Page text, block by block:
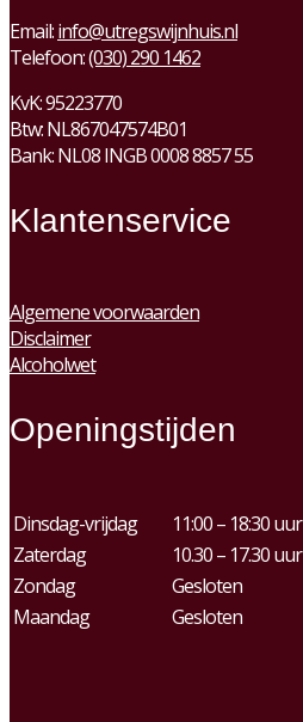
Email:info@utregswijnhuis.nl
Telefoon:(030) 290 1462
KvK:95223770
Btw:NL867047574B01
Bank: NL08 INGB 0008 8857 55
Klantenservice
Algemene voorwaarden
Disclaimer
Alcoholwet
Openingstijden
Dinsdag-vrijdag
11:00 – 18:30 uur
Zaterdag
10.30 – 17.30 uur
Zondag
Gesloten
Maandag
Gesloten